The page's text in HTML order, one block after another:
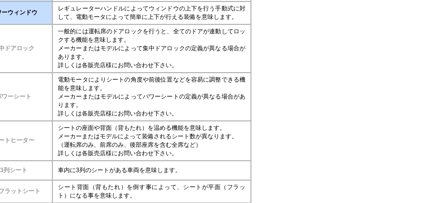
ーウィンドウ
レギュレーターハンドルによってウィンドウの上下を行う手動式に対
して、電動モータによって簡単に上下が行える装備を意味します。
ドアロック
一般的には運転席のドアロックを行うと、全てのドアが連動してロッ
クする機能を意味します。
メーカーまたはモデルによって集中ドアロックの定義が異なる場合が
あります。
詳しくは各販売店様にお問い合わせ下さい。
ワーシート
電動モータによりシートの角度や前後位置などを容易に調整できる機
能を意味します。
メーカーまたはモデルによってパワーシートの定義が異なる場合があ
ります。
詳しくは各販売店様にお問い合わせ下さい。
トヒーター
シートの座面や背面（背もたれ）を温める機能を意味します。
メーカーまたはモデルによって装備されるシート数が異なります。
（運転席のみ、前席のみ、後部座席を含む全席など）
詳しくは各販売店様にお問い合わせ下さい。
3列シート 車内に3列のシートがある車両を意味します。
ラットシート
シート背面（背もたれ）を倒す事によって、シートが平面（フラッ
ト）になる事を意味します。